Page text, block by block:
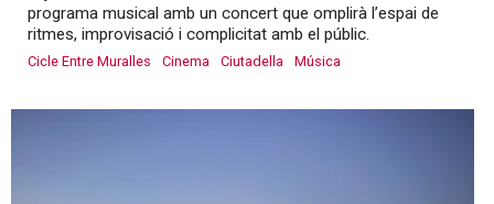
programa musical amb un concert que omplirà l’espai de
ritmes, improvisació i complicitat amb el públic.
Cicle Entre Muralles Cinema Ciutadella Música